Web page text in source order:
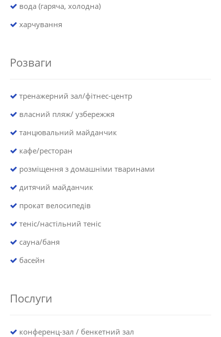
вода (гаряча, холодна)
харчування
Розваги
тренажерний зал/фітнес-центр
власний пляж/ узбережжя
танцювальний майданчик
кафе/ресторан
розміщення з домашніми тваринами
дитячий майданчик
прокат велосипедів
теніс/настільний теніс
сауна/баня
басейн
Послуги
конференц-зал / бенкетний зал